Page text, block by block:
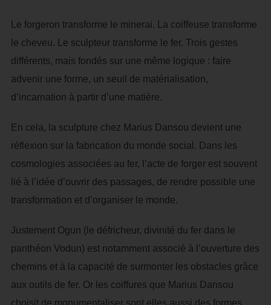
Le forgeron transforme le minerai. La coiffeuse transforme
le cheveu. Le sculpteur transforme le fer. Trois gestes
différents, mais fondés sur une même logique : faire
advenir une forme, un seuil de matérialisation,
d’incarnation à partir d’une matière.
En cela, la sculpture chez Marius Dansou devient une
réflexion sur la fabrication du monde social. Dans les
cosmologies associées au fer, l’acte de forger est souvent
lié à l’idée d’ouvrir des passages, de rendre possible une
transformation et d’organiser le monde.
Justement Ogun (le défricheur, divinité du fer dans le
panthéon Vodun) est notamment associé à l’ouverture des
chemins et à la capacité de surmonter les obstacles grâce
aux outils de fer. Or les coiffures que Marius Dansou
choisit de monumentaliser sont elles aussi des formes